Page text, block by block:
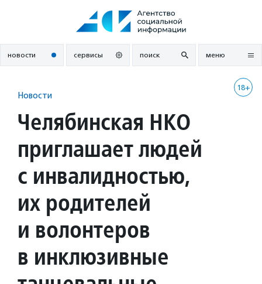
новости сервисы поиск меню
18+
Новости
Челябинская НКО
приглашает людей
с инвалидностью,
их родителей
и волонтеров
в инклюзивные